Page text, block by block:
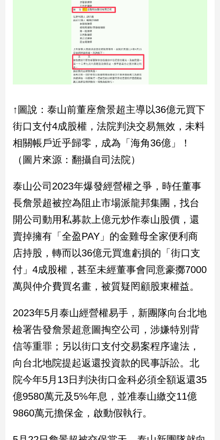
台
灣
觀
點
南
灣
觀
點
樂
樂
聞
流
行/
時
星
生
↑圖說：泰山前董座詹景超主導以36億元買下
街口支付4成股權，法院判決交易無效，未料
相關帳戶近乎歸零，成為「海角36億」！
（圖片來源：翻攝自司法院）
泰山公司2023年爆發經營權之爭，時任董事
長詹景超被控為阻止市場派龍邦集團，找台
開公司動用私募款上億元炒作泰山股價，還
賣掉擁有「全盈PAY」的金雞母全家便利商
店持股，轉而以36億元買進虧損的「街口支
付」4成股權，甚至未經董事會同意豪擲7000
萬與仲介費買名畫，被質疑罔顧股東權益。
2023年5月泰山經營權易手，新團隊向台北地
檢署告發詹景超意圖掏空公司，涉嫌特別背
信等重罪；另以街口支付交易案程序違法，
向台北地院提起返還投資款的民事訴訟。北
院今年5月13日判決街口金科必須全額返還35
億9580萬元及5%年息，並准泰山繳交11億
9860萬元擔保金，啟動假執行。